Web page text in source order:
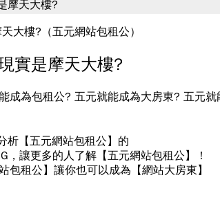
摩天大樓?
實是摩天大樓?
成為包租公? 五元就能成為大房東? 五元
析【五元網站包租公】的
，讓更多的人了解【五元網站包租公】！
包租公】讓你也可以成為【網站大房東】